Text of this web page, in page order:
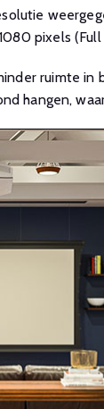
pixels
ruimte
hangen,